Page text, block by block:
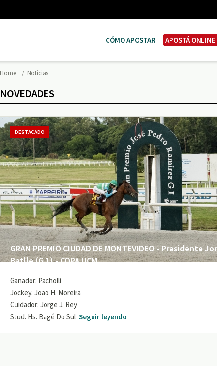
CÓMO APOSTAR APOSTÁ ONLINE
Home Noticias
NOVEDADES
GRAN PREMIO CIUDAD DE MONTEVIDEO - Presidente
Batlle (G 1) - COPA UCM
DESTACADO
Ganador: Pacholli
Jockey: Joao H. Moreira
Cuidador: Jorge J. Rey
Stud: Hs. Bagé Do Sul Seguir leyendo